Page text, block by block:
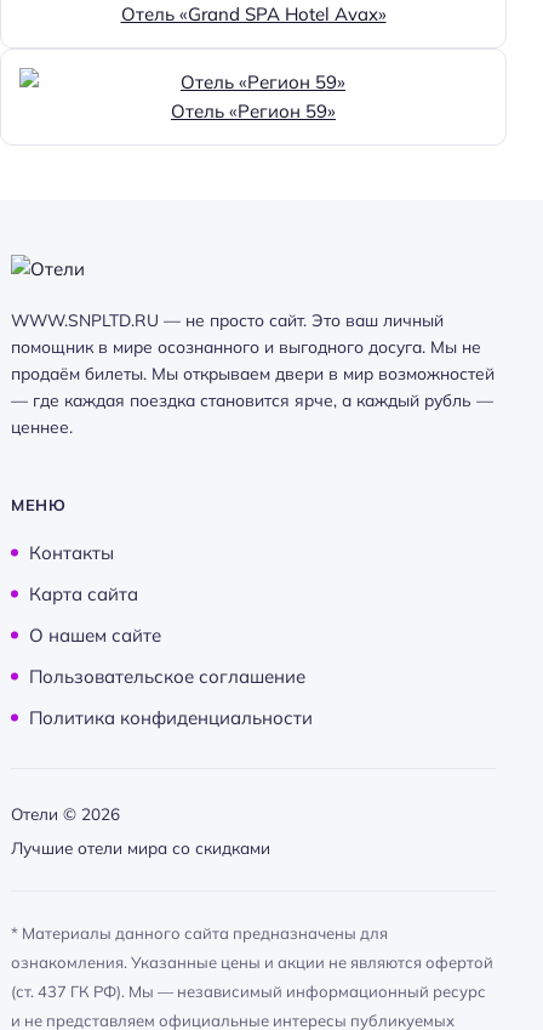
Отель «Grand SPA Hotel Avax»
Отель «Регион 59»
WWW.SNPLTD.RU — не просто сайт. Это ваш личный
помощник в мире осознанного и выгодного досуга. Мы не
продаём билеты. Мы открываем двери в мир возможностей
— где каждая поездка становится ярче, а каждый рубль —
ценнее.
МЕНЮ
Контакты
Карта сайта
О нашем сайте
Пользовательское соглашение
Политика конфиденциальности
Отели © 2026
Лучшие отели мира со скидками
* Материалы данного сайта предназначены для
ознакомления. Указанные цены и акции не являются офертой
(ст. 437 ГК РФ). Мы — независимый информационный ресурс
и не представляем официальные интересы публикуемых